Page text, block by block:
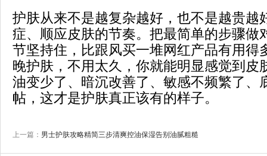
护肤从来不是越复杂越好，也不是越贵越
症、顺应皮肤的节奏。把最简单的步骤做
节坚持住，比跟风买一堆网红产品有用得
晚护肤，不用太久，你就能明显感觉到皮
油变少了、暗沉改善了、敏感不频繁了、
帖，这才是护肤真正该有的样子。
上一篇： 男士护肤攻略精简三步清爽控油保湿告别油腻粗糙